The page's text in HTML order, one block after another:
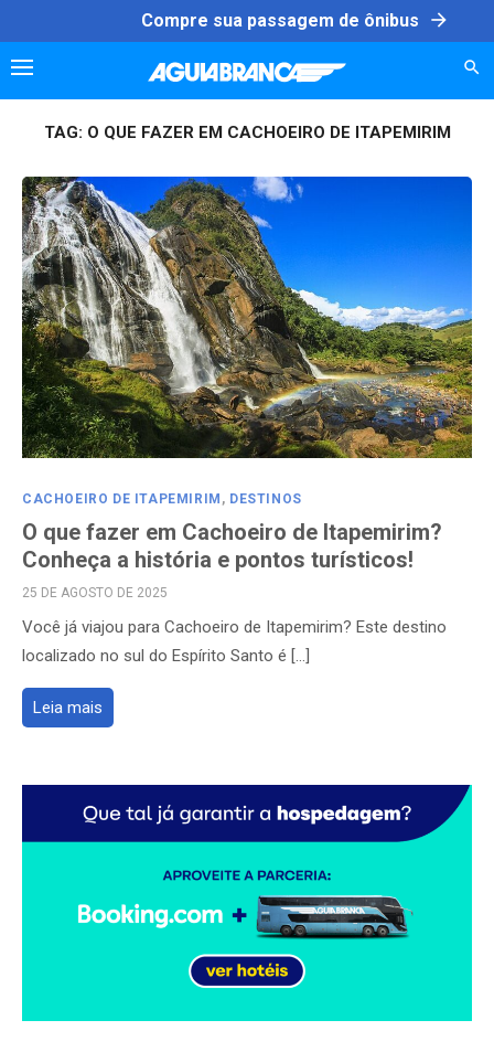
to
content
Compre sua passagem de ônibus arrow_forward
TAG: O QUE FAZER EM CACHOEIRO DE ITAPEMIRIM
CACHOEIRO DE ITAPEMIRIM , DESTINOS
O que fazer em Cachoeiro de Itapemirim?
Conheça a história e pontos turísticos!
POSTED
25 DE AGOSTO DE 2025
Você já viajou para Cachoeiro de Itapemirim? Este destino
localizado no sul do Espírito Santo é […]
Leia mais